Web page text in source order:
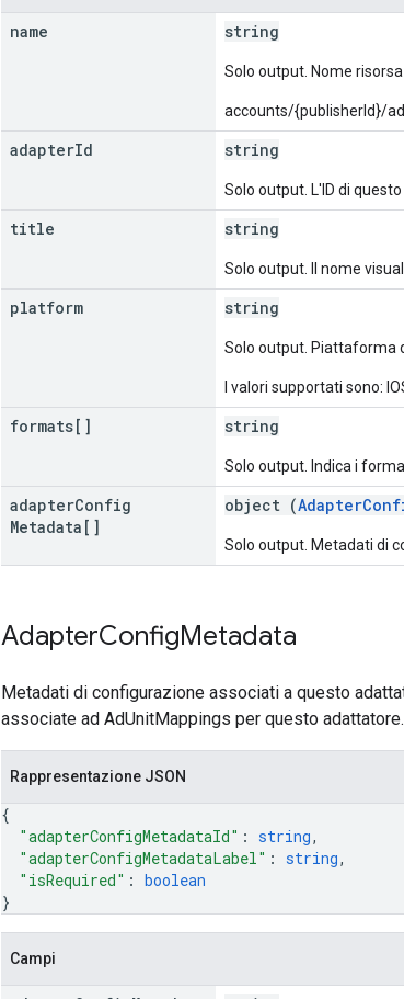
name string
Solo output. Nome
accounts/{publisherId}/
adapterId string
Solo output. L'ID di
title string
Solo output. Il nome
platform string
Solo output. Piattaforma
I valori supportati sono:
formats[] string
Solo output. Indica i
adapterConfig
Metadata[]
object (
Solo output. Metadati di
AdapterConfigMetadata
Metadati di configurazione associati a questo
associate ad AdUnitMappings per questo adattatore.
Rappresentazione JSON
{
"adapterConfigMetadataId" : string,
"adapterConfigMetadataLabel" : string,
"isRequired" : boolean
}
Campi